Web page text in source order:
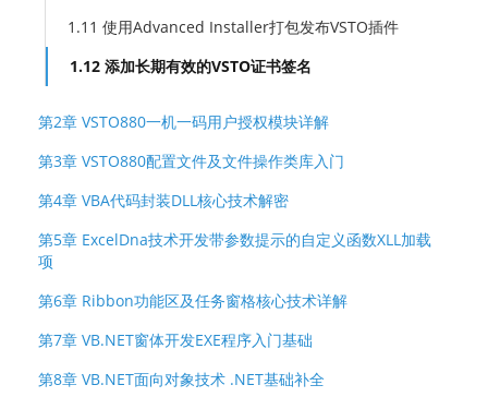
1.11 使用Advanced Installer打包发布VSTO插件
1.12 添加长期有效的VSTO证书签名
第2章 VSTO880一机一码用户授权模块详解
第3章 VSTO880配置文件及文件操作类库入门
第4章 VBA代码封装DLL核心技术解密
第5章 ExcelDna技术开发带参数提示的自定义函数XLL加载
项
第6章 Ribbon功能区及任务窗格核心技术详解
第7章 VB.NET窗体开发EXE程序入门基础
第8章 VB.NET面向对象技术 .NET基础补全